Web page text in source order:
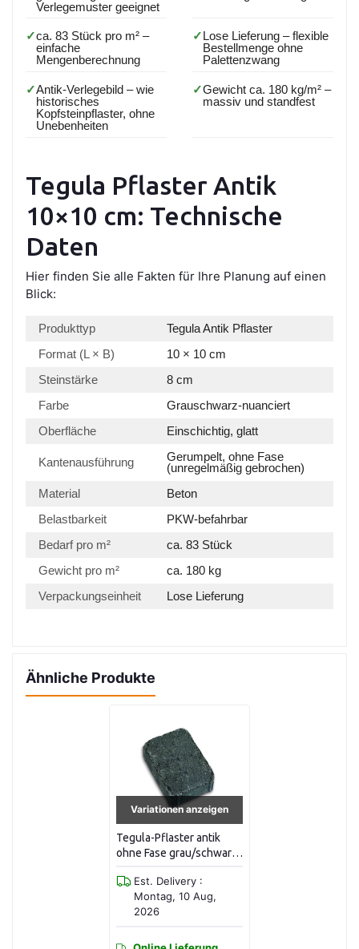
Verlegemuster geeignet
✓ca. 83 Stück pro m² –
einfache
Mengenberechnung
✓Lose Lieferung – flexible
Bestellmenge ohne
Palettenzwang
✓Antik-Verlegebild – wie
historisches
Kopfsteinpflaster, ohne
Unebenheiten
✓Gewicht ca. 180 kg/m² –
massiv und standfest
Tegula Pflaster Antik
10×10 cm: Technische
Daten
Hier finden Sie alle Fakten für Ihre Planung auf einen
Blick:
Produkttyp
Tegula Antik Pflaster
Format (L × B)
10 × 10 cm
Steinstärke
8 cm
Farbe
Grauschwarz-nuanciert
Oberfläche
Einschichtig, glatt
Kantenausführung
Gerumpelt, ohne Fase
(unregelmäßig gebrochen)
Material
Beton
Belastbarkeit
PKW-befahrbar
Bedarf pro m²
ca. 83 Stück
Gewicht pro m²
ca. 180 kg
Verpackungseinheit
Lose Lieferung
Ähnliche Produkte
Variationen anzeigen
Tegula-Pflaster antik
ohne Fase grau/schwarz-
lose gerumpelt
Est. Delivery :
Montag, 10 Aug,
2026